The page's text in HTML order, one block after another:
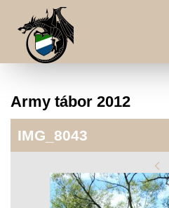
Army tábor 2012
IMG_8043